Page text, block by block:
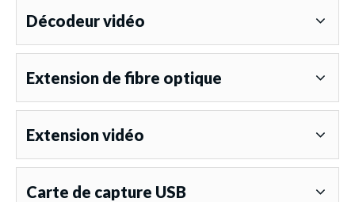
Décodeur vidéo
Extension de fibre optique
Extension vidéo
Carte de capture USB